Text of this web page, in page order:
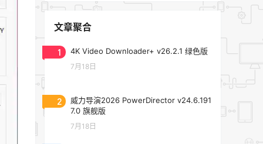
文章聚合
1 4K Video Downloader+ v26.2.1 绿色版
7月18日
2
威力导演2026 PowerDirector v24.6.191
7.0 旗舰版
7月18日